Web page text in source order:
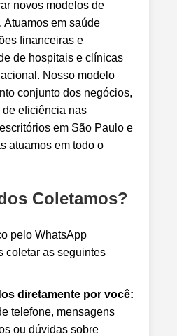
novos modelos de
Atuamos em saúde
financeiras e
de hospitais e clínicas
Nosso modelo
conjunto dos negócios,
eficiência nas
em São Paulo e
atuamos em todo o
Coletamos?
pelo WhatsApp
coletar as seguintes
diretamente por você:
telefone, mensagens
ou dúvidas sobre